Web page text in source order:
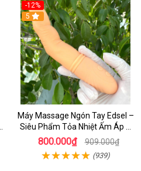
-12%
5
Máy Massage Ngón Tay Edsel –
Siêu Phẩm Tỏa Nhiệt Ấm Áp &
Rung Móc Thăng Hoa
800.000₫ 909.000₫
(939)